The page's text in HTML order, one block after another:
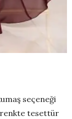
seçeneği
tesettür